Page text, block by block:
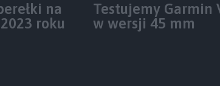
na
roku
Testujemy Garmin
w wersji 45 mm